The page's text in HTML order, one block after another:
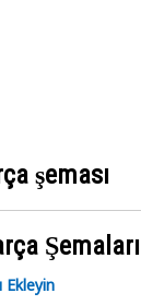
şeması
Ekleyin